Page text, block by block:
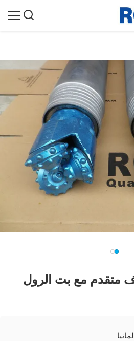
متقدم مع بت الرول